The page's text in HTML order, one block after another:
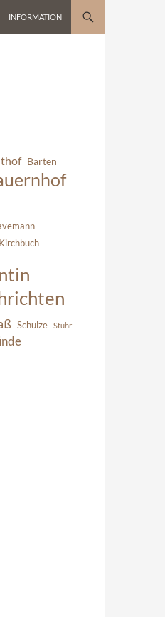
INFORMATION
Barten
Kirchbuch
Schulze Stuhr